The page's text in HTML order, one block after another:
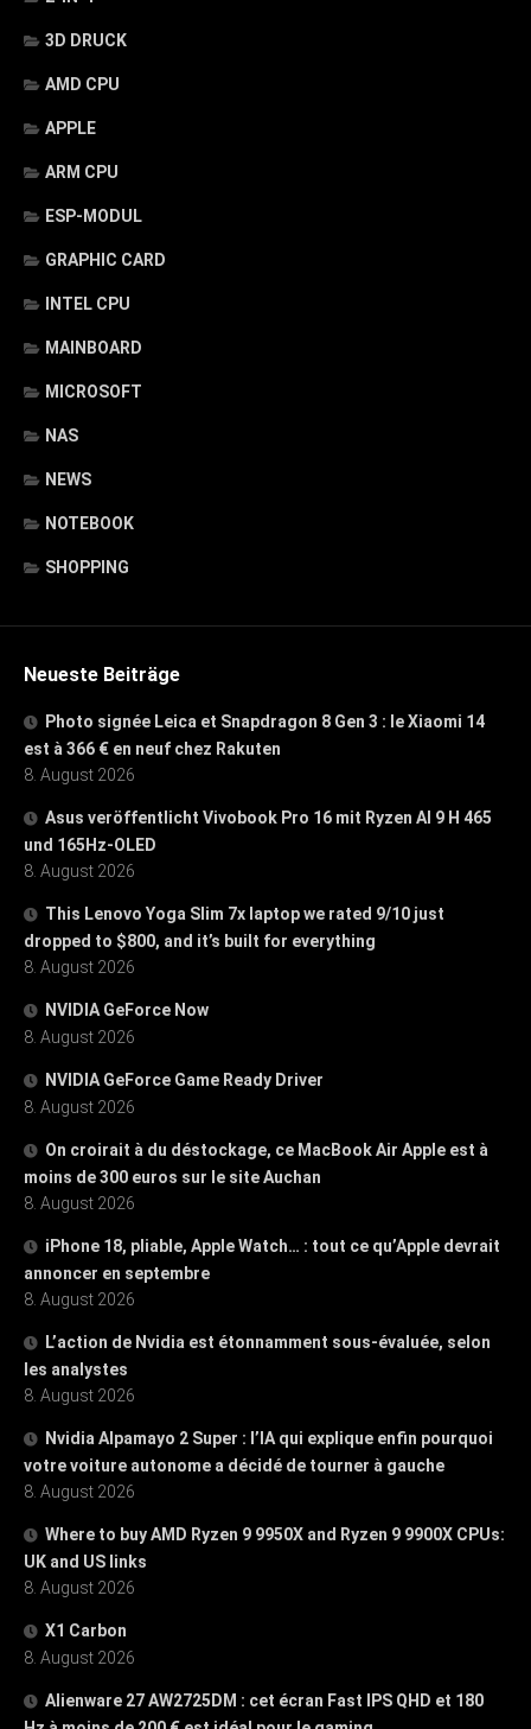
3D DRUCK
AMD CPU
APPLE
ARM CPU
ESP-MODUL
GRAPHIC CARD
INTEL CPU
MAINBOARD
MICROSOFT
NAS
NEWS
NOTEBOOK
SHOPPING
Neueste Beiträge
Photo signée Leica et Snapdragon 8 Gen 3 : le Xiaomi 14
est à 366 € en neuf chez Rakuten
8. August 2026
Asus veröffentlicht Vivobook Pro 16 mit Ryzen AI 9 H 465
und 165Hz-OLED
8. August 2026
This Lenovo Yoga Slim 7x laptop we rated 9/10 just
dropped to $800, and it’s built for everything
8. August 2026
NVIDIA GeForce Now
8. August 2026
NVIDIA GeForce Game Ready Driver
8. August 2026
On croirait à du déstockage, ce MacBook Air Apple est à
moins de 300 euros sur le site Auchan
8. August 2026
iPhone 18, pliable, Apple Watch… : tout ce qu’Apple devrait
annoncer en septembre
8. August 2026
L’action de Nvidia est étonnamment sous-évaluée, selon
les analystes
8. August 2026
Nvidia Alpamayo 2 Super : l’IA qui explique enfin pourquoi
votre voiture autonome a décidé de tourner à gauche
8. August 2026
Where to buy AMD Ryzen 9 9950X and Ryzen 9 9900X CPUs:
UK and US links
8. August 2026
X1 Carbon
8. August 2026
Alienware 27 AW2725DM : cet écran Fast IPS QHD et 180